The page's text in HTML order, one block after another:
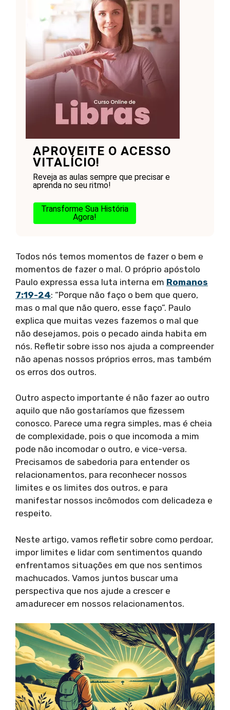
APROVEITE O ACESSO
VITALÍCIO!
Reveja as aulas sempre que precisar e
aprenda no seu ritmo!
Transforme Sua História
Agora!
Todos nós temos momentos de fazer o bem e
momentos de fazer o mal. O próprio apóstolo
Paulo expressa essa luta interna em Romanos
7:19-24: “Porque não faço o bem que quero,
mas o mal que não quero, esse faço”. Paulo
explica que muitas vezes fazemos o mal que
não desejamos, pois o pecado ainda habita em
nós. Refletir sobre isso nos ajuda a compreender
não apenas nossos próprios erros, mas também
os erros dos outros.
Outro aspecto importante é não fazer ao outro
aquilo que não gostaríamos que fizessem
conosco. Parece uma regra simples, mas é cheia
de complexidade, pois o que incomoda a mim
pode não incomodar o outro, e vice-versa.
Precisamos de sabedoria para entender os
relacionamentos, para reconhecer nossos
limites e os limites dos outros, e para
manifestar nossos incômodos com delicadeza e
respeito.
Neste artigo, vamos refletir sobre como perdoar,
impor limites e lidar com sentimentos quando
enfrentamos situações em que nos sentimos
machucados. Vamos juntos buscar uma
perspectiva que nos ajude a crescer e
amadurecer em nossos relacionamentos.